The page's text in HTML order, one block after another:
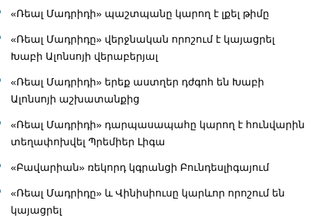
«Ռեալ Մադրիդի» պաշտպանը կարող է լքել թիմը
«Ռեալ Մադրիդը» վերջնական որոշում է կայացրել
Խաբի Ալոնսոյի վերաբերյալ
«Ռեալ Մադրիդի» երեք աստղեր դժգոհ են Խաբի
Ալոնսոյի աշխատանքից
«Ռեալ Մադրիդի» դարպասապահը կարող է հունվարին
տեղափոխվել Պրեմիեր Լիգա
«Բավարիան» ռեկորդ կգրանցի Բունդեսլիգայում
«Ռեալ Մադրիդը» և Վինիսիուսը կարևոր որոշում են
կայացրել